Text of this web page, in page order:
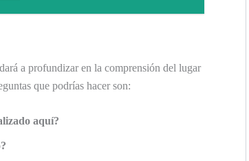
a profundizar en la comprensión del lugar
que podrías hacer son:
aquí?